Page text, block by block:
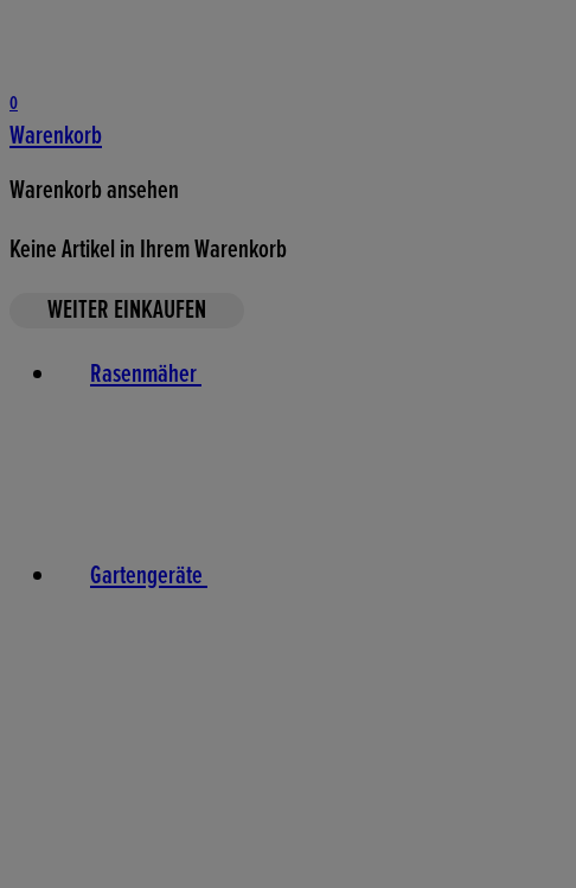
0
Warenkorb
Warenkorb ansehen
Keine Artikel in Ihrem Warenkorb
WEITER EINKAUFEN
Rasenmäher
Gartengeräte